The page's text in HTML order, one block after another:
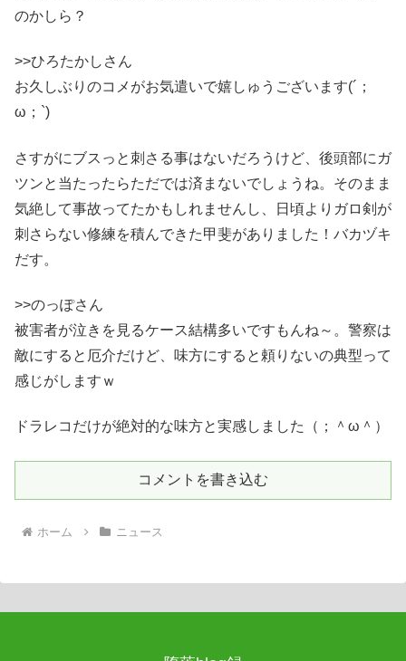
のかしら？
>>ひろたかしさん
お久しぶりのコメがお気遣いで嬉しゅうございます(´；
ω；`)
さすがにブスっと刺さる事はないだろうけど、後頭部にガ
ツンと当たったらただでは済まないでしょうね。そのまま
気絶して事故ってたかもしれませんし、日頃よりガロ剣が
刺さらない修練を積んできた甲斐がありました！バカヅキ
だす。
>>のっぽさん
被害者が泣きを見るケース結構多いですもんね～。警察は
敵にすると厄介だけど、味方にすると頼りないの典型って
感じがしますｗ
ドラレコだけが絶対的な味方と実感しました（；＾ω＾）
コメントを書き込む
ホーム ニュース